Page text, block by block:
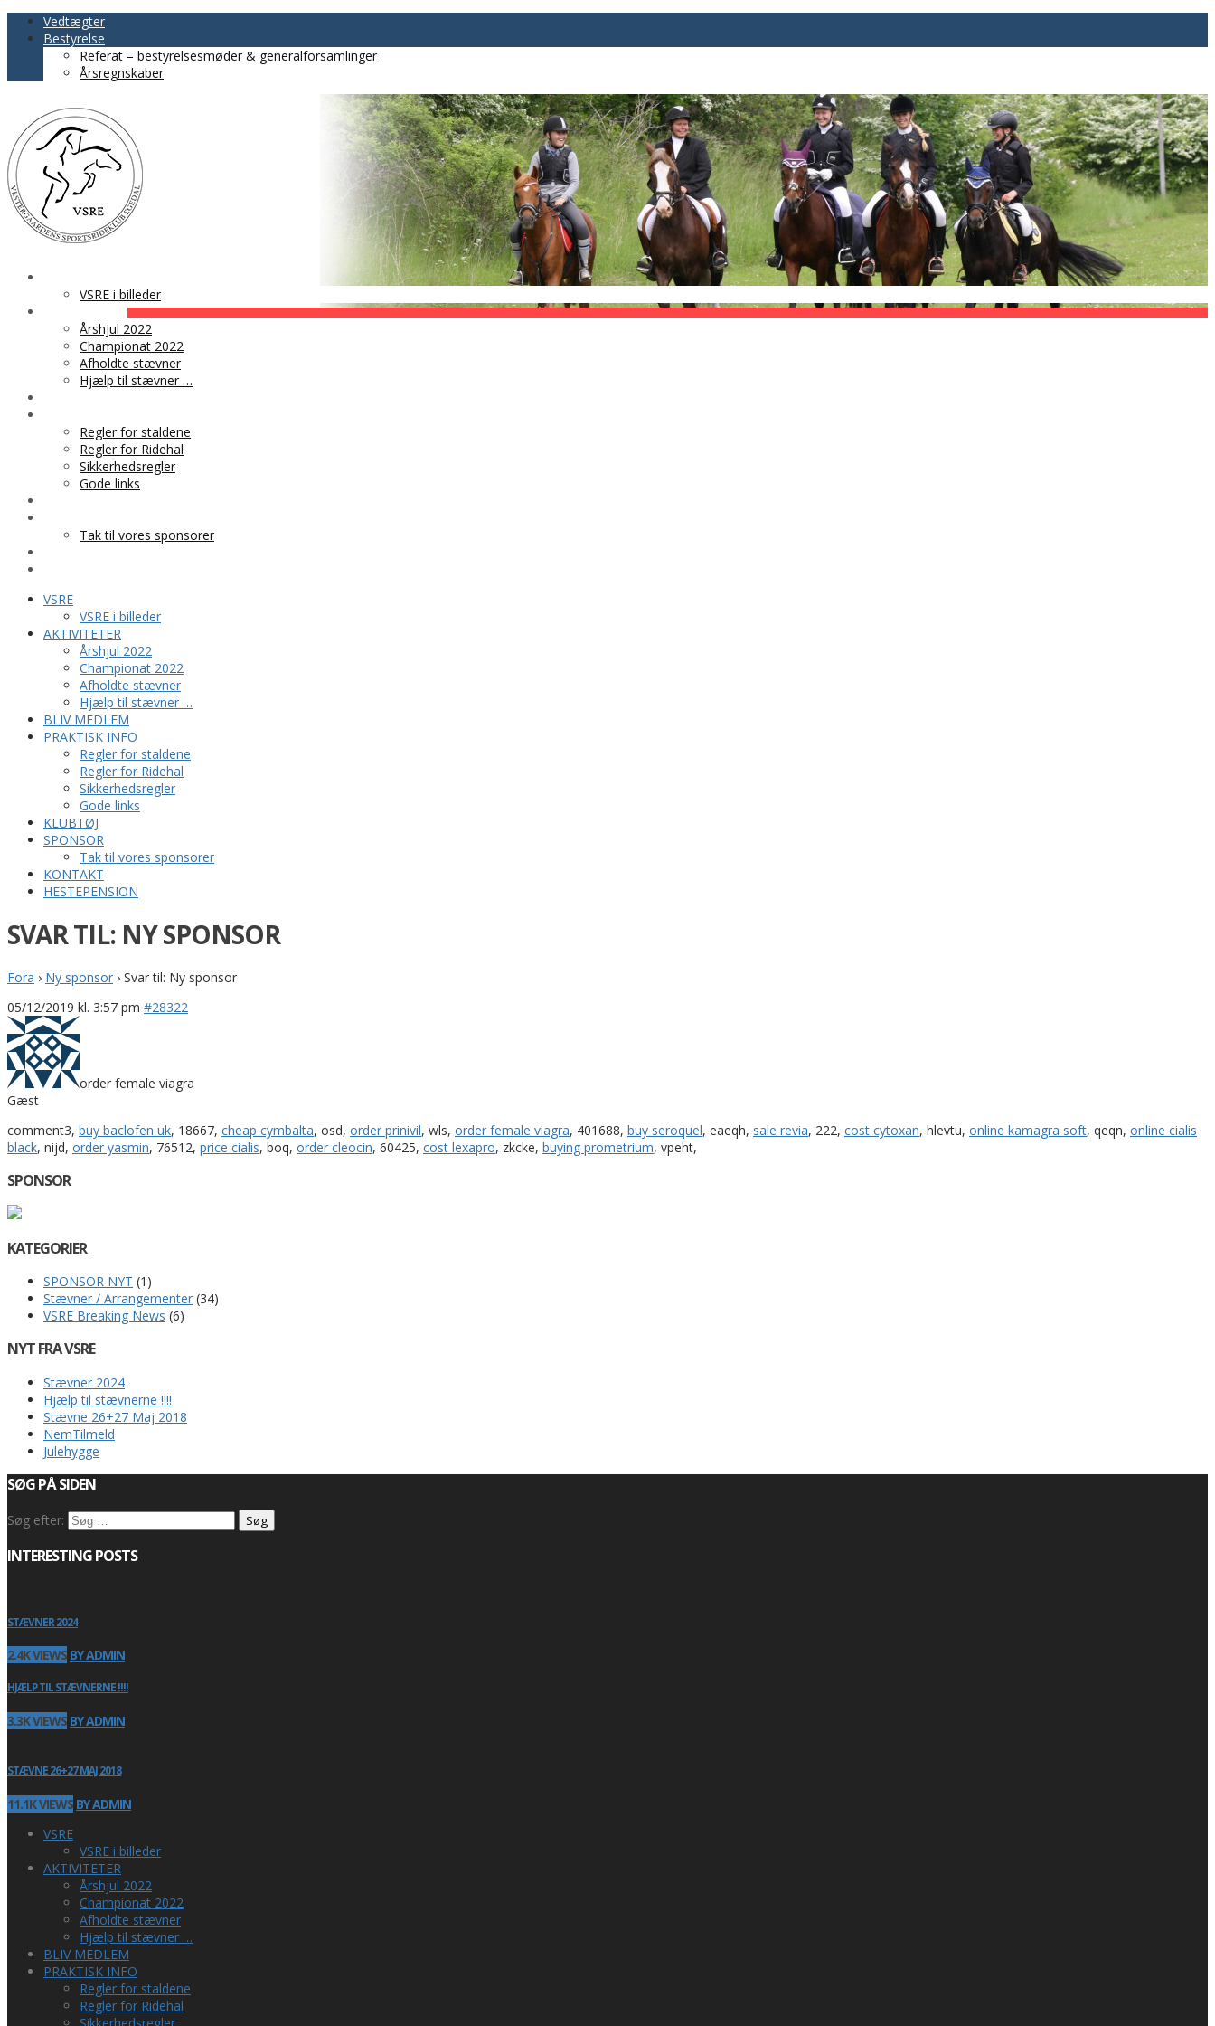
Vedtægter
Bestyrelse
Referat – bestyrelsesmøder & generalforsamlinger
Årsregnskaber
VSRE i billeder
Årshjul 2022
Championat 2022
Afholdte stævner
Hjælp til stævner …
Regler for staldene
Regler for Ridehal
Sikkerhedsregler
Gode links
Tak til vores sponsorer
VSRE
VSRE i billeder
AKTIVITETER
Årshjul 2022
Championat 2022
Afholdte stævner
Hjælp til stævner …
BLIV MEDLEM
PRAKTISK INFO
Regler for staldene
Regler for Ridehal
Sikkerhedsregler
Gode links
KLUBTØJ
SPONSOR
Tak til vores sponsorer
KONTAKT
HESTEPENSION
SVAR TIL: NY SPONSOR
Fora › Ny sponsor › Svar til: Ny sponsor
05/12/2019 kl. 3:57 pm #28322
order female viagra
Gæst
comment3, buy baclofen uk, 18667, cheap cymbalta, osd, order prinivil, wls, order female viagra, 401688, buy seroquel, eaeqh, sale revia, 222, cost cytoxan, hlevtu, online kamagra soft, qeqn, online cialis
black, nijd, order yasmin, 76512, price cialis, boq, order cleocin, 60425, cost lexapro, zkcke, buying prometrium, vpeht,
SPONSOR
KATEGORIER
SPONSOR NYT (1)
Stævner / Arrangementer (34)
VSRE Breaking News (6)
NYT FRA VSRE
Stævner 2024
Hjælp til stævnerne !!!!
Stævne 26+27 Maj 2018
NemTilmeld
Julehygge
SØG PÅ SIDEN
Søg efter:
INTERESTING POSTS
STÆVNER 2024
2.4K VIEWS BY ADMIN
HJÆLP TIL STÆVNERNE !!!!
3.3K VIEWS BY ADMIN
STÆVNE 26+27 MAJ 2018
11.1K VIEWS BY ADMIN
VSRE
VSRE i billeder
AKTIVITETER
Årshjul 2022
Championat 2022
Afholdte stævner
Hjælp til stævner …
BLIV MEDLEM
PRAKTISK INFO
Regler for staldene
Regler for Ridehal
Sikkerhedsregler